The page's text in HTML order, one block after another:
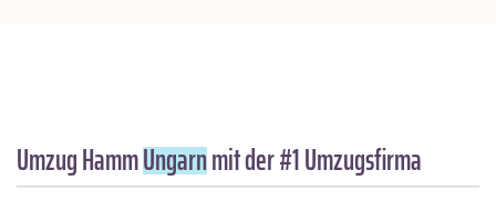
Umzug HammUngarnmit der #1 Umzugsfirma